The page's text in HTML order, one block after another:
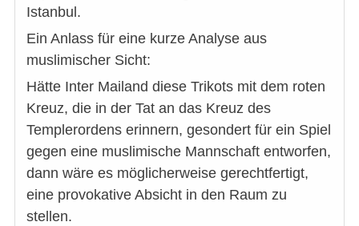
Istanbul.
Ein Anlass für eine kurze Analyse aus
muslimischer Sicht:
Hätte Inter Mailand diese Trikots mit dem roten
Kreuz, die in der Tat an das Kreuz des
Templerordens erinnern, gesondert für ein Spiel
gegen eine muslimische Mannschaft entworfen,
dann wäre es möglicherweise gerechtfertigt,
eine provokative Absicht in den Raum zu
stellen.